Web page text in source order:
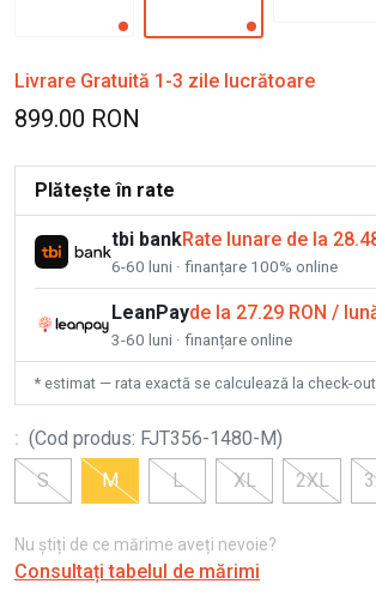
Livrare Gratuită 1-3 zile lucrătoare
899.00 RON
Plătește în rate
tbi bankRate lunare de la
6-60 luni · finanțare 100% online
LeanPayde la 27.29 RON /
3-60 luni · finanțare online
* estimat — rata exactă se calculează la check-out
: (Cod produs: FJT356-1480-M)
S
M L XL 2XL
Nu știți de ce mărime aveți nevoie?
Consultați tabelul de mărimi